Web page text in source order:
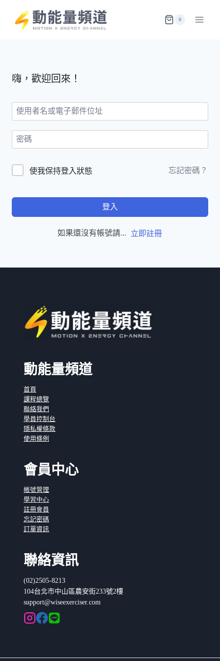
content
0
嗨，歡迎回來！
使我保持登入狀態 忘記密碼？
登入
如果還沒有帳號請... 立即註冊
動能量頻道
首頁
課程總覽
聯絡我們
學員控制台
隱私權條款
使用條例
會員中心
帳號管理
學習中心
註冊會員
忘記密碼
訂單資訊
聯絡資訊
(02)2505-8213
104台北市中山區農安街233號2樓
support@wiseexerciser.com